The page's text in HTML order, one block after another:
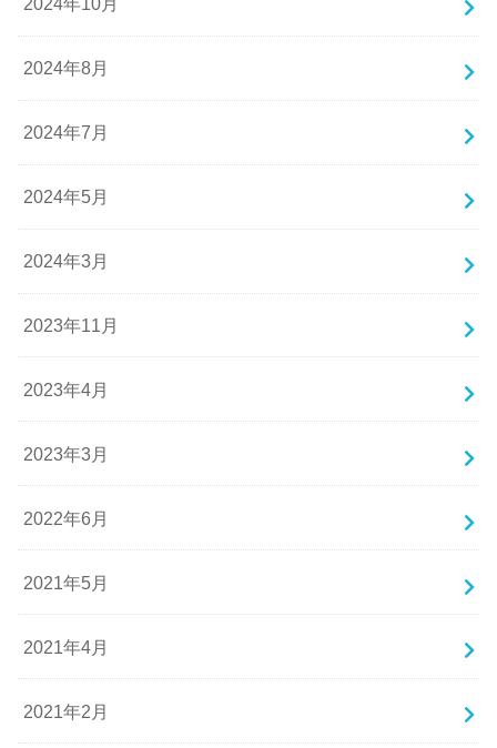
2024年8月
2024年7月
2024年5月
2024年3月
2023年11月
2023年4月
2023年3月
2022年6月
2021年5月
2021年4月
2021年2月